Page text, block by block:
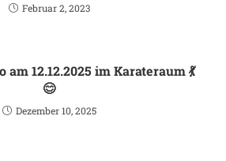
Februar 2, 2023
12.12.2025 im Karateraum 💃
😊
Dezember 10, 2025